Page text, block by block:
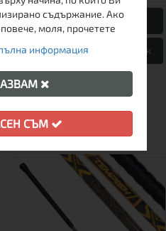
69,00 € / 134.95 лв. Виж
ХАРЕСАХА
съдържание. Ако
моля, прочетете
информация
СЪМ